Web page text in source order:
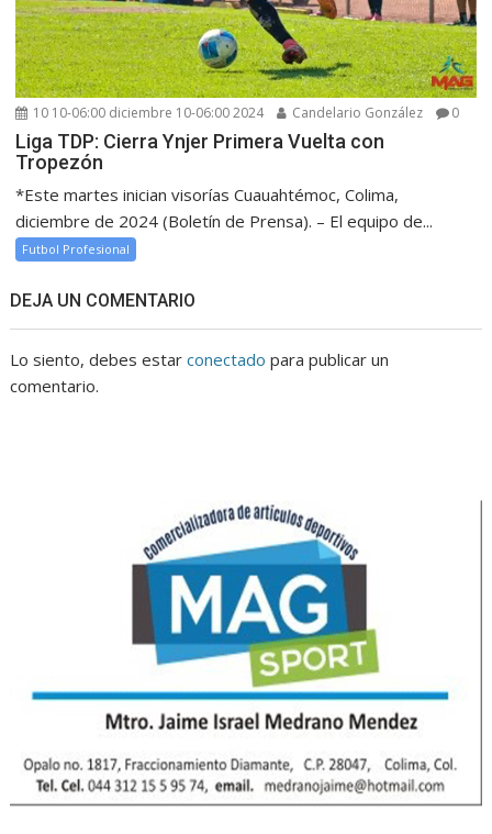
10 10-06:00 diciembre 10-06:00 2024 Candelario González 0
Liga TDP: Cierra Ynjer Primera Vuelta con
Tropezón
*Este martes inician visorías Cuauahtémoc, Colima,
diciembre de 2024 (Boletín de Prensa). – El equipo de...
Futbol Profesional
DEJA UN COMENTARIO
Lo siento, debes estarconectado para publicar un
comentario.